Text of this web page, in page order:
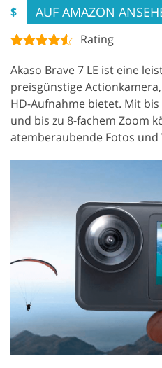
$ AUF AMAZON
Rating
Akaso Brave 7 LE ist eine
preisgünstige
HD-Aufnahme bietet. Mit
und bis zu 8-fachem Zoom
atemberaubende Fotos und